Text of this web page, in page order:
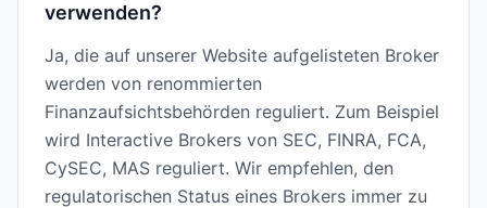
verwenden?
Ja, die auf unserer Website aufgelisteten Broker
werden von renommierten
Finanzaufsichtsbehörden reguliert. Zum Beispiel
wird Interactive Brokers von SEC, FINRA, FCA,
CySEC, MAS reguliert. Wir empfehlen, den
regulatorischen Status eines Brokers immer zu